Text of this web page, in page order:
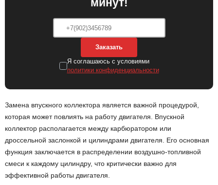
Заказать
Я соглашаюсь с условиями
политики конфиденциальности
Замена впускного коллектора является важной процедурой,
которая может повлиять на работу двигателя. Впускной
коллектор располагается между карбюратором или
дроссельной заслонкой и цилиндрами двигателя. Его основная
функция заключается в распределении воздушно-топливной
смеси к каждому цилиндру, что критически важно для
эффективной работы двигателя.